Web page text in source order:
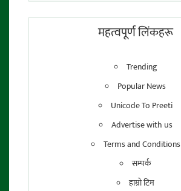
तेजेन्द्र श्रेष्ठ
महत्वपूर्ण लिंकहरू
Trending
Popular News
Unicode To Preeti
Advertise with us
Terms and Conditions
सम्पर्क
हाम्रो टिम